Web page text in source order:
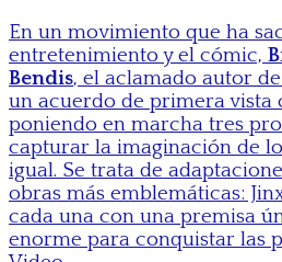
En un movimiento que ha
entretenimiento y el cómic,
Bendis, el aclamado autor
un acuerdo de primera vista
poniendo en marcha tres
capturar la imaginación de
igual. Se trata de
obras más emblemáticas:
cada una con una premisa
enorme para conquistar las